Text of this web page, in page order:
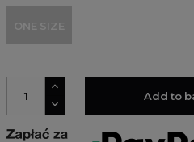
ONE SIZE
Add to